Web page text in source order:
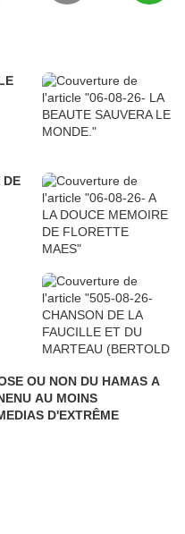
DE
OU NON DU HAMAS A
AU MOINS